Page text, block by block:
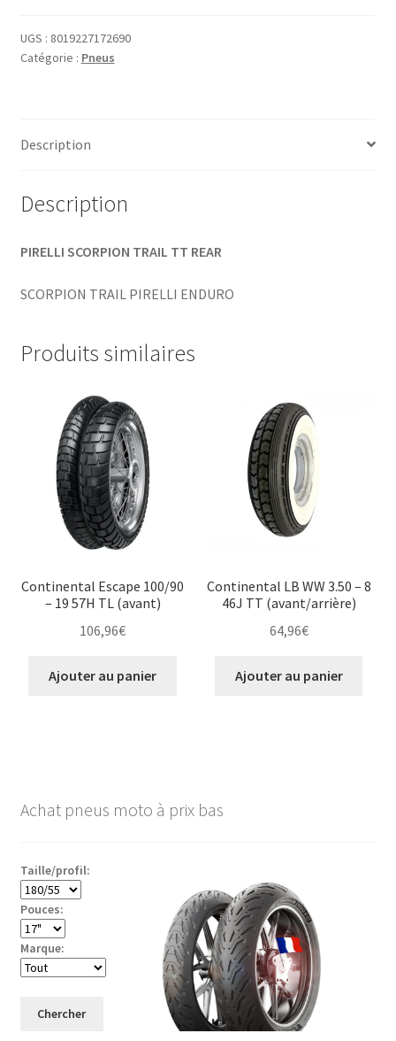
UGS : 8019227172690
Catégorie : Pneus
Description
Description
PIRELLI SCORPION TRAIL TT REAR
SCORPION TRAIL PIRELLI ENDURO
Produits similaires
Continental Escape 100/90
– 19 57H TL (avant)
106,96€
Ajouter au panier
Continental LB WW 3.50 – 8
46J TT (avant/arrière)
64,96€
Ajouter au panier
Achat pneus moto à prix bas
Taille/profil:
Pouces:
Marque:
Chercher